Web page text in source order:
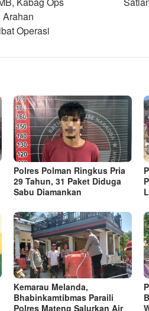
Operasi
Polres Polman Ringkus Pria
29 Tahun, 31 Paket Diduga
Sabu Diamankan
Kemarau Melanda,
Bhabinkamtibmas Paraili
Polres Mateng Salurkan Air